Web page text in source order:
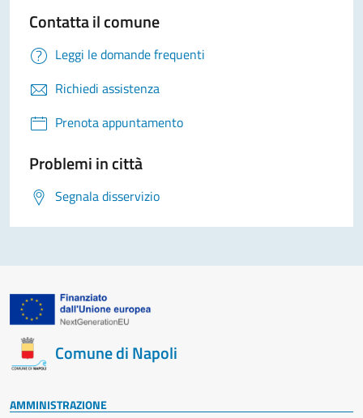
Contatta il comune
Leggi le domande frequenti
Richiedi assistenza
Prenota appuntamento
Problemi in città
Segnala disservizio
Comune di Napoli
AMMINISTRAZIONE